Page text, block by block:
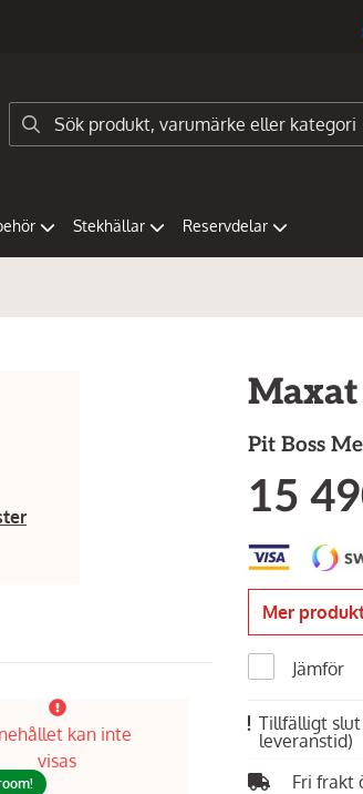
Stekhällar Reservdelar
kan inte
visas
Finns i showroom!
Pit Boss
15
Mer
Jämför
Tillfälligt slut
leveranstid)
Fri frakt